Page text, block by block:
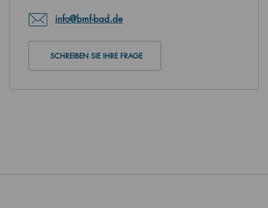
info@bmf-bad.de
SCHREIBEN SIE IHRE FRAGE